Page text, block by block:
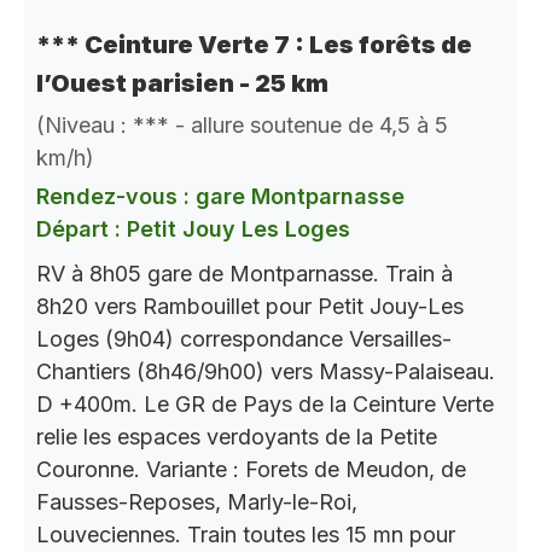
*** Ceinture Verte 7 : Les forêts de
l’Ouest parisien - 25 km
(Niveau : *** - allure soutenue de 4,5 à 5
km/h)
Rendez-vous : gare Montparnasse
Départ : Petit Jouy Les Loges
RV à 8h05 gare de Montparnasse. Train à
8h20 vers Rambouillet pour Petit Jouy-Les
Loges (9h04) correspondance Versailles-
Chantiers (8h46/9h00) vers Massy-Palaiseau.
D +400m. Le GR de Pays de la Ceinture Verte
relie les espaces verdoyants de la Petite
Couronne. Variante : Forets de Meudon, de
Fausses-Reposes, Marly-le-Roi,
Louveciennes. Train toutes les 15 mn pour